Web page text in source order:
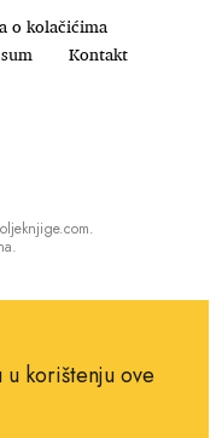
o kolačićima
Kontakt
korištenju ove